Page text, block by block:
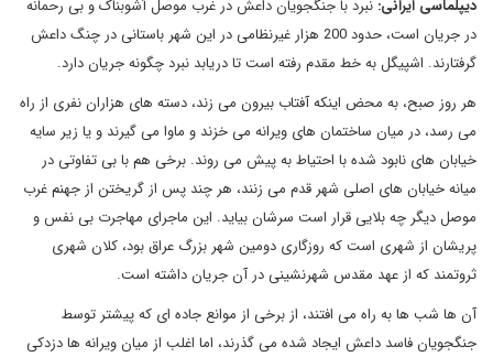
دیپلماسی ایرانی: نبرد با جنگجویان داعش در غرب موصل آشوبناک و بی رحمانه
در جریان است، حدود 200 هزار غیرنظامی در این شهر باستانی در چنگ داعش
گرفتارند. اشپیگل به خط مقدم رفته است تا دریابد نبرد چگونه جریان دارد.
هر روز صبح، به محض اینکه آفتاب بیرون می زند، دسته های هزاران نفری از راه
می رسد، در میان ساختمان های ویرانه می خزند و ماوا می گیرند و یا زیر سایه
خیابان های نابود شده با احتیاط به پیش می روند. برخی هم با بی تفاوتی در
میانه خیابان های اصلی شهر قدم می زنند، هر چند پس از گریختن از جهنم غرب
موصل دیگر چه بلایی قرار است سرشان بیاید. این ماجرای مهاجرت بی نفس و
پریشان از شهری است که روزگاری دومین شهر بزرگ عراق بود، کلان شهری
ثروتمند که از عهد مقدس شهرنشینی در آن جریان داشته است.
آن ها شب ها به راه می افتند، از برخی از موانع جاده ای که پیشتر توسط
جنگجویان فاسد داعش ایجاد شده می گذرند، اما اغلب از میان ویرانه ها دزدکی